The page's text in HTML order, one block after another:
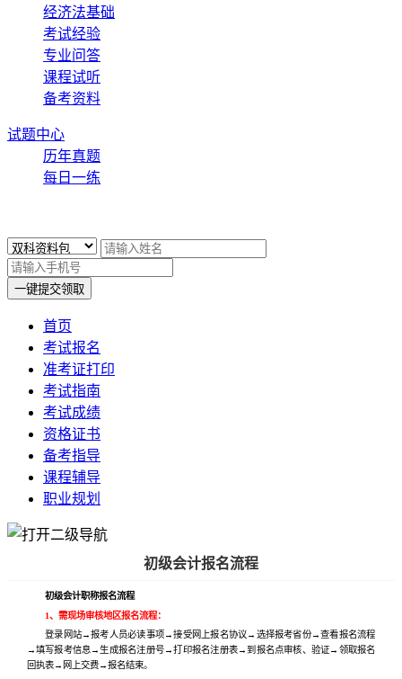
经济法基础
考试经验
专业问答
课程试听
备考资料
试题中心
历年真题
每日一练
一键提交领取
首页
考试报名
准考证打印
考试指南
考试成绩
资格证书
备考指导
课程辅导
职业规划
初级会计报名流程
初级会计职称报名流程
1、需现场审核地区报名流程：
登录网站→报考人员必读事项→接受网上报名协议→选择报考省份→查看报名流程
→填写报考信息→生成报名注册号→打印报名注册表→到报名点审核、验证→领取报名
回执表→网上交费→报名结束。